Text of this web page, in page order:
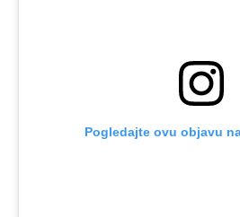
Pogledajte ovu objavu